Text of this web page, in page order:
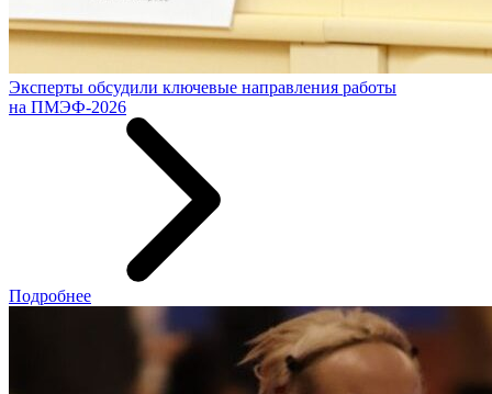
Эксперты обсудили ключевые направления работы
на ПМЭФ-2026
Подробнее